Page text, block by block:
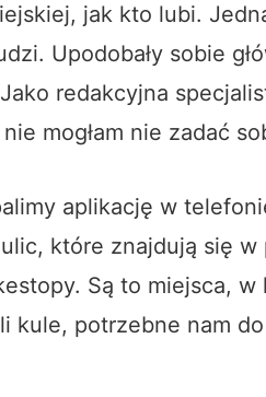
jak kto lubi.
Upodobały sobie
redakcyjna
mogłam nie zadać
aplikację w
ulic, które znajdują się
Są to miejsca,
kule, potrzebne nam